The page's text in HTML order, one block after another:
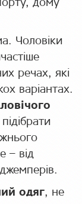
дому
Чоловіки
речах, які
варіантах.
– від
одяг, не